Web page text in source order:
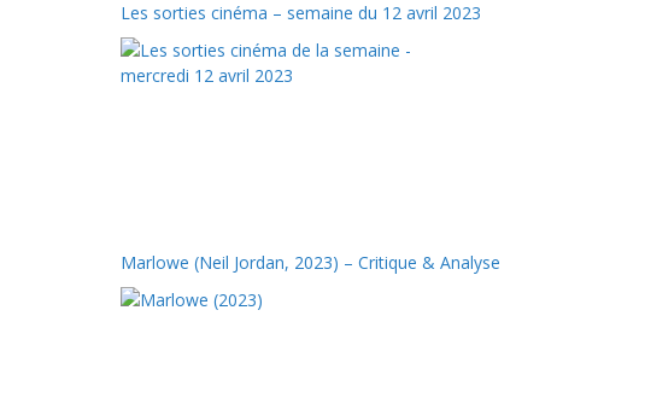
Les sorties cinéma – semaine du 12 avril 2023
Marlowe (Neil Jordan, 2023) – Critique & Analyse